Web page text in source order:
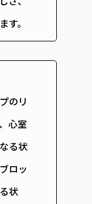
す。
のリ
心室
る状
ロッ
状